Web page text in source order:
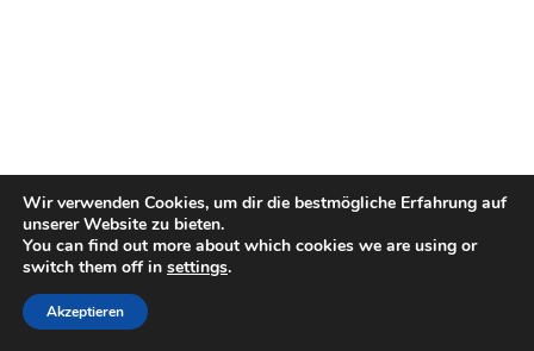
Wir verwenden Cookies, um dir die bestmögliche Erfahrung auf
unserer Website zu bieten.
You can find out more about which cookies we are using or
switch them off in settings.
Akzeptieren